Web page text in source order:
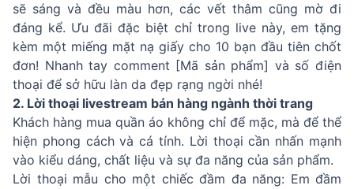
sẽ sáng và đều màu hơn, các vết thâm cũng mờ đi
đáng kể. Ưu đãi đặc biệt chỉ trong live này, em tặng
kèm một miếng mặt nạ giấy cho 10 bạn đầu tiên chốt
đơn! Nhanh tay comment [Mã sản phẩm] và số điện
thoại để sở hữu làn da đẹp rạng ngời nhé!
2. Lời thoại livestream bán hàng ngành thời trang
Khách hàng mua quần áo không chỉ để mặc, mà để thể
hiện phong cách và cá tính. Lời thoại cần nhấn mạnh
vào kiểu dáng, chất liệu và sự đa năng của sản phẩm.
Lời thoại mẫu cho một chiếc đầm đa năng: Em đầm